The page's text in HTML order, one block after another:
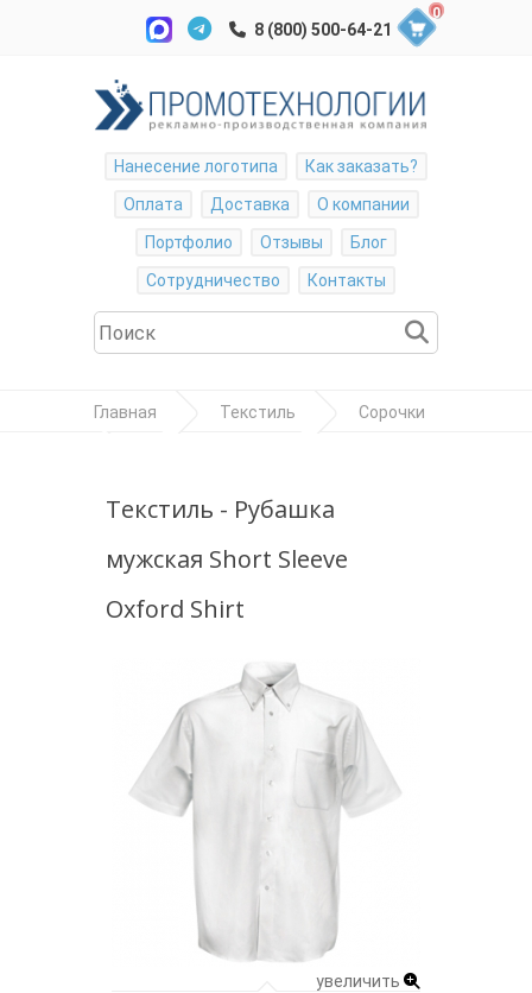
0
Нанесение логотипа
Как заказать?
Оплата
Доставка
О компании
Портфолио
Отзывы
Блог
Сотрудничество
Контакты
Главная Текстиль Сорочки
Shirt"
Текстиль - Рубашка
мужская Short Sleeve
Oxford Shirt
увеличить